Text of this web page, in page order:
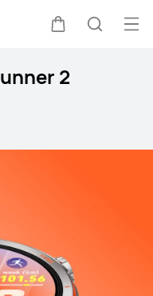
オ
2